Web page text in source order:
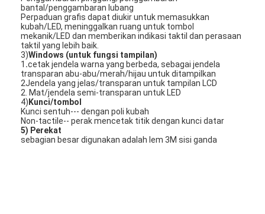
Pertunjukan VR
Tentang Kami
Tur Pabrik
Kontrol Kualitas
Hubungi Kami
Berita
bantal/penggambaran lubang
Perpaduan grafis dapat diukir untuk memasukkan
kubah/LED, meninggalkan ruang untuk tombol
mekanik/LED dan memberikan indikasi taktil dan perasaan
taktil yang lebih baik.
3)Windows (untuk fungsi tampilan)
1 .cetak jendela warna yang berbeda, sebagai jendela
transparan abu-abu/merah/hijau untuk ditampilkan
2Jendela yang jelas/transparan untuk tampilan LCD
2. Mat/jendela semi-transparan untuk LED
4) Kunci/tombol
Kunci sentuh--- dengan poli kubah
Non-tactile-- perak mencetak titik dengan kunci datar
5) Perekat
sebagian besar digunakan adalah lem 3M sisi ganda